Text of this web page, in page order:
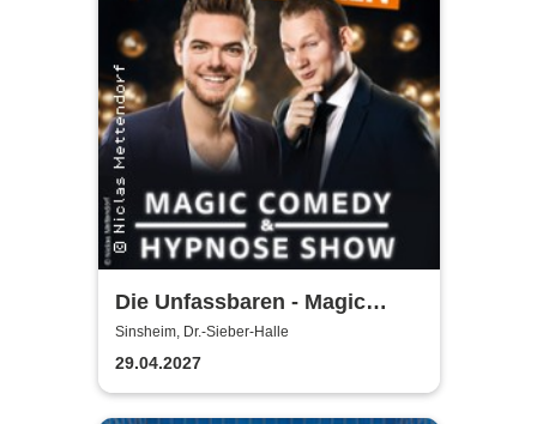
Die Unfassbaren - Magic
Comedy & Hypnose
Sinsheim, Dr.-Sieber-Halle
29.04.2027